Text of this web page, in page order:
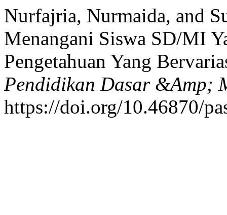
Nurfajria, Nurmaida, and
Menangani Siswa SD/MI
Pengetahuan Yang
Pendidikan Dasar &Amp;
https://doi.org/10.46870/